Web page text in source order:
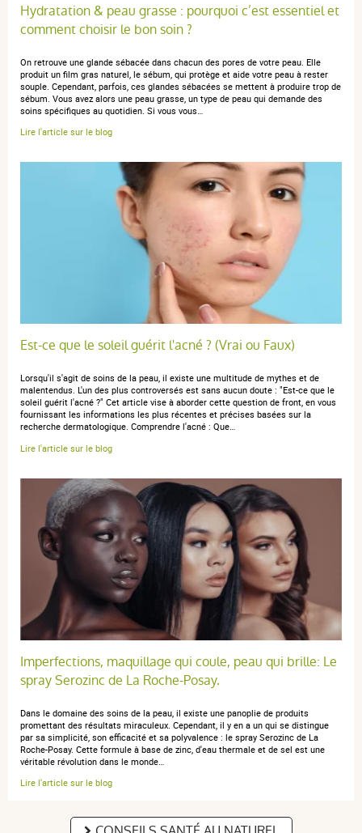
Hydratation & peau grasse : pourquoi c’est essentiel et
comment choisir le bon soin ?
On retrouve une glande sébacée dans chacun des pores de votre peau. Elle
produit un film gras naturel, le sébum, qui protège et aide votre peau à rester
souple. Cependant, parfois, ces glandes sébacées se mettent à produire trop de
sébum. Vous avez alors une peau grasse, un type de peau qui demande des
soins spécifiques au quotidien. Si vous vous…
Lire l'article sur le blog
Est-ce que le soleil guérit l'acné ? (Vrai ou Faux)
Lorsqu'il s'agit de soins de la peau, il existe une multitude de mythes et de
malentendus. L'un des plus controversés est sans aucun doute : "Est-ce que le
soleil guérit l'acné ?" Cet article vise à aborder cette question de front, en vous
fournissant les informations les plus récentes et précises basées sur la
recherche dermatologique. Comprendre l'acné : Que…
Lire l'article sur le blog
Imperfections, maquillage qui coule, peau qui brille: Le
spray Serozinc de La Roche-Posay.
Dans le domaine des soins de la peau, il existe une panoplie de produits
promettant des résultats miraculeux. Cependant, il y en a un qui se distingue
par sa simplicité, son efficacité et sa polyvalence : le spray Serozinc de La
Roche-Posay. Cette formule à base de zinc, d'eau thermale et de sel est une
véritable révolution dans le monde…
Lire l'article sur le blog